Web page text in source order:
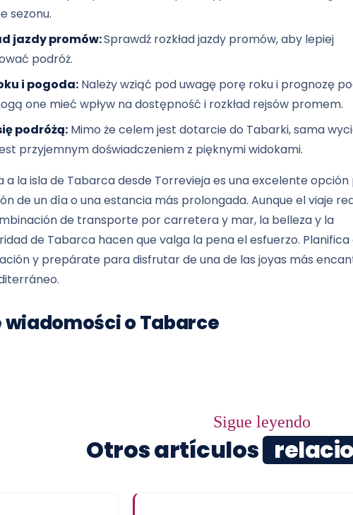
sezonu.
jazdy promów:Sprawdź rozkład jazdy promów, aby lepiej
podróż.
i pogoda: Należy wziąć pod uwagę porę roku i prognozę
one mieć wpływ na dostępność i rozkład rejsów promem.
podróżą: Mimo że celem jest dotarcie do Tabarki, sama
przyjemnym doświadczeniem z pięknymi widokami.
a la isla de Tabarca desde Torrevieja es una excelente
de un día o una estancia más prolongada. Aunque el viaje
de transporte por carretera y mar, la belleza y la
de Tabarca hacen que valga la pena el esfuerzo.
y prepárate para disfrutar de una de las joyas más
wiadomości o Tabarce
Sigue leyendo
Otros artículos